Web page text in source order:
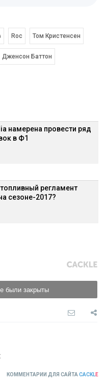
Roc Том Кристенсен
Дженсон Баттон
намерена провести ряд
в Ф1
регламент
сезоне-2017?
были закрыты
КОММЕНТАРИИ ДЛЯ САЙТА CACKLE